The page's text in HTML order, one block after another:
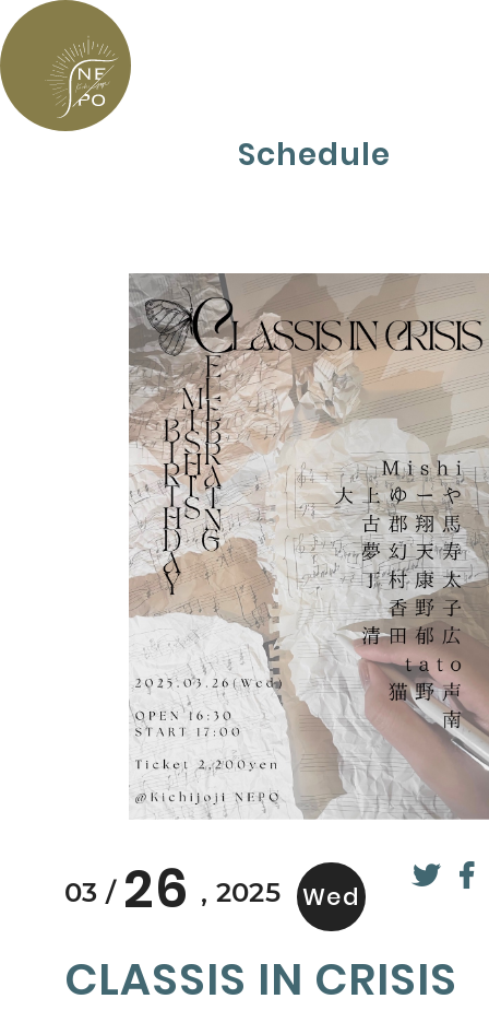
Schedule
03 26 2025 Wed
CLASSIS IN CRISIS